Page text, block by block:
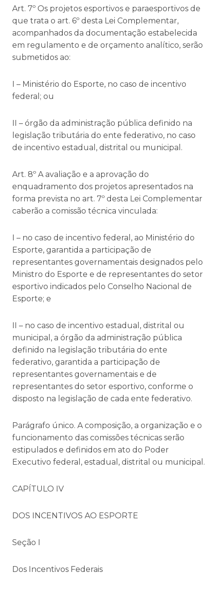
Art. 7º Os projetos esportivos e paraesportivos de
que trata o art. 6º desta Lei Complementar,
acompanhados da documentação estabelecida
em regulamento e de orçamento analítico, serão
submetidos ao:
I – Ministério do Esporte, no caso de incentivo
federal; ou
II – órgão da administração pública definido na
legislação tributária do ente federativo, no caso
de incentivo estadual, distrital ou municipal.
Art. 8º A avaliação e a aprovação do
enquadramento dos projetos apresentados na
forma prevista no art. 7º desta Lei Complementar
caberão a comissão técnica vinculada:
I – no caso de incentivo federal, ao Ministério do
Esporte, garantida a participação de
representantes governamentais designados pelo
Ministro do Esporte e de representantes do setor
esportivo indicados pelo Conselho Nacional de
Esporte; e
II – no caso de incentivo estadual, distrital ou
municipal, a órgão da administração pública
definido na legislação tributária do ente
federativo, garantida a participação de
representantes governamentais e de
representantes do setor esportivo, conforme o
disposto na legislação de cada ente federativo.
Parágrafo único. A composição, a organização e o
funcionamento das comissões técnicas serão
estipulados e definidos em ato do Poder
Executivo federal, estadual, distrital ou municipal.
CAPÍTULO IV
DOS INCENTIVOS AO ESPORTE
Seção I
Dos Incentivos Federais